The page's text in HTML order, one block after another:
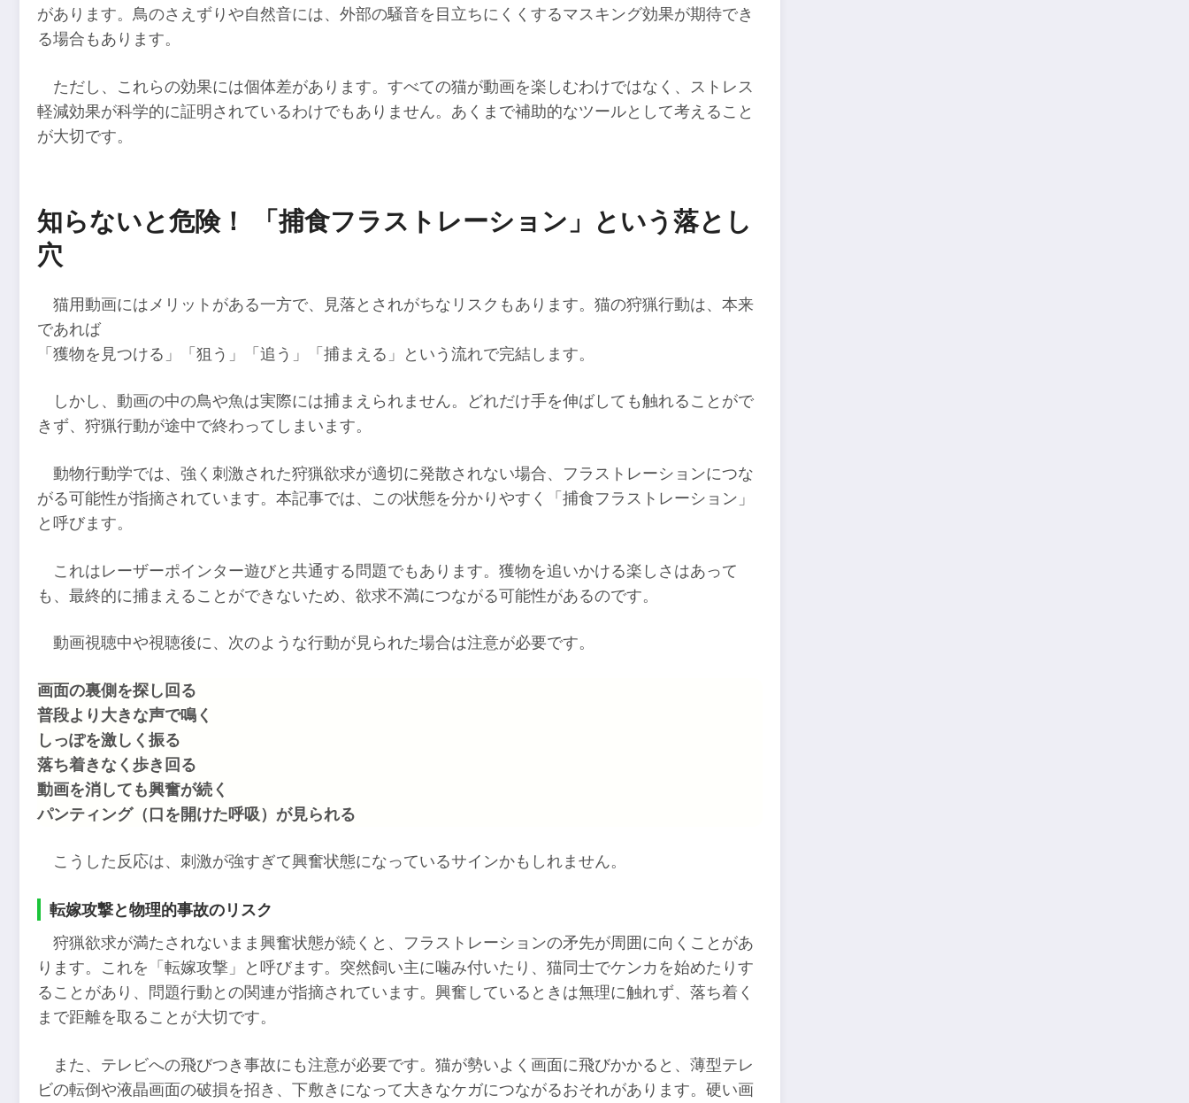
があります。鳥のさえずりや自然音には、外部の騒音を目立ちにくくするマスキング効果が期待でき
る場合もあります。
ただし、これらの効果には個体差があります。すべての猫が動画を楽しむわけではなく、ストレス
軽減効果が科学的に証明されているわけでもありません。あくまで補助的なツールとして考えること
が大切です。
知らないと危険！ 「捕食フラストレーション」という落とし
穴
猫用動画にはメリットがある一方で、見落とされがちなリスクもあります。猫の狩猟行動は、本来
であれば
「獲物を見つける」「狙う」「追う」「捕まえる」という流れで完結します。
しかし、動画の中の鳥や魚は実際には捕まえられません。どれだけ手を伸ばしても触れることがで
きず、狩猟行動が途中で終わってしまいます。
動物行動学では、強く刺激された狩猟欲求が適切に発散されない場合、フラストレーションにつな
がる可能性が指摘されています。本記事では、この状態を分かりやすく「捕食フラストレーション」
と呼びます。
これはレーザーポインター遊びと共通する問題でもあります。獲物を追いかける楽しさはあって
も、最終的に捕まえることができないため、欲求不満につながる可能性があるのです。
動画視聴中や視聴後に、次のような行動が見られた場合は注意が必要です。
画面の裏側を探し回る
普段より大きな声で鳴く
しっぽを激しく振る
落ち着きなく歩き回る
動画を消しても興奮が続く
パンティング（口を開けた呼吸）が見られる
こうした反応は、刺激が強すぎて興奮状態になっているサインかもしれません。
転嫁攻撃と物理的事故のリスク
狩猟欲求が満たされないまま興奮状態が続くと、フラストレーションの矛先が周囲に向くことがあ
ります。これを「転嫁攻撃」と呼びます。突然飼い主に噛み付いたり、猫同士でケンカを始めたりす
ることがあり、問題行動との関連が指摘されています。興奮しているときは無理に触れず、落ち着く
まで距離を取ることが大切です。
また、テレビへの飛びつき事故にも注意が必要です。猫が勢いよく画面に飛びかかると、薄型テレ
ビの転倒や液晶画面の破損を招き、下敷きになって大きなケガにつながるおそれがあります。硬い画